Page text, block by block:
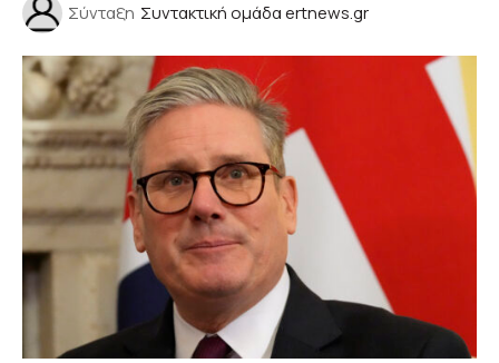
Σύνταξη Συντακτική ομάδα ertnews.gr